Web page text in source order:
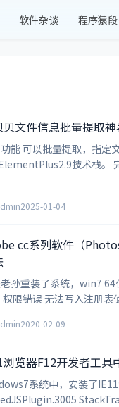
软件杂谈 程序猿
贝文件信息批量提取
改时间、MD5值等信息。 软件特性 本软件基于Electron31+Vite5+Vu
2025-01-04
cc系列软件（
孙重装了系统，win7
2020-02-09
浏览器F12开发者工
系统中，安装了